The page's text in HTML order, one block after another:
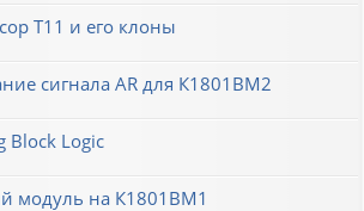
T11 и его клоны
сигнала AR для К1801ВМ2
Block Logic
модуль на К1801ВМ1